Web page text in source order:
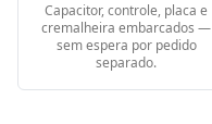
Capacitor, controle, placa e
cremalheira embarcados —
sem espera por pedido
separado.